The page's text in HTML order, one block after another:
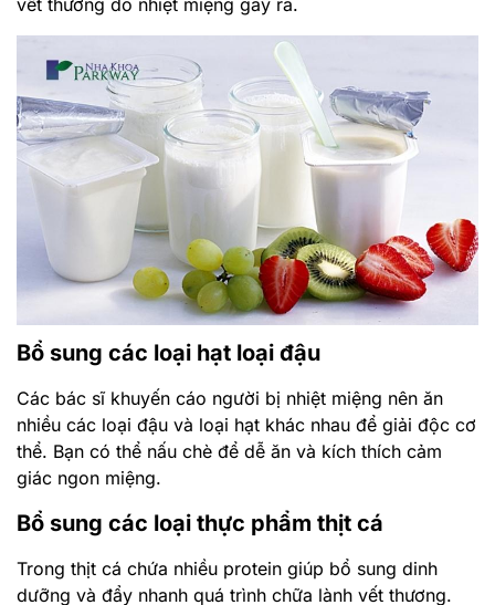
vết thương do nhiệt miệng gây ra.
Bổ sung các loại hạt loại đậu
Các bác sĩ khuyến cáo người bị nhiệt miệng nên ăn
nhiều các loại đậu và loại hạt khác nhau để giải độc cơ
thể. Bạn có thể nấu chè để dễ ăn và kích thích cảm
giác ngon miệng.
Bổ sung các loại thực phẩm thịt cá
Trong thịt cá chứa nhiều protein giúp bổ sung dinh
dưỡng và đẩy nhanh quá trình chữa lành vết thương.